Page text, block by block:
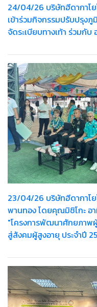
24/04/26 บริษัทฮีดากาโยโก เอ็นเตอร์ไพรส์ จำกัด สาขาบ่อวิน
เข้าร่วมกิจกรรมปรับปรุง
จัดระเบียบทางเท้า ร่วมกับ
23/04/26 บริษัทฮีดากาโย
พานทอง โดยคุณมิชิโกะ อ
"โครงการพัฒนาศักยภาพ
สู่สังคมผู้สูงอายุ ประจำปี